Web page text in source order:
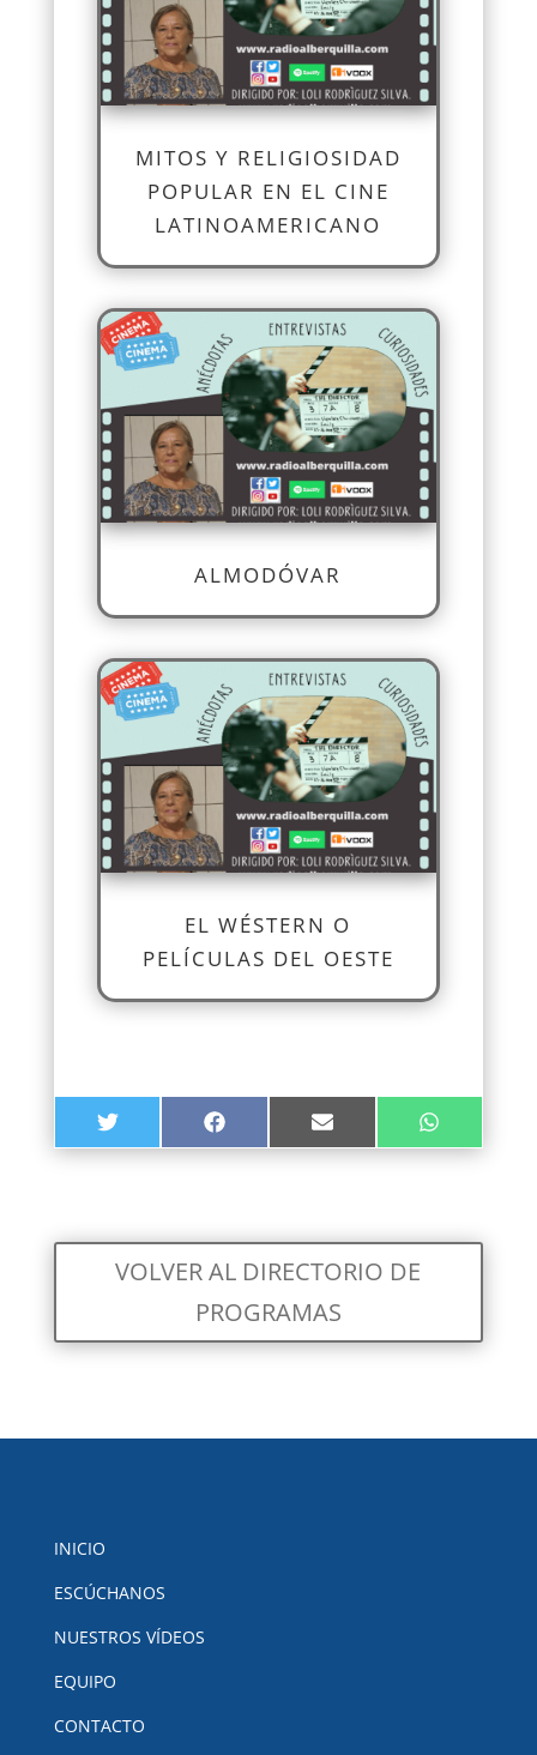
MITOS Y RELIGIOSIDAD
POPULAR EN EL CINE
LATINOAMERICANO
ALMODÓVAR
EL WÉSTERN O
PELÍCULAS DEL OESTE
COMPARTIR
EN
COMPARTIR
EN
FACEBOOK COMPARTIR
EN
EMAIL COMPARTIR
EN
WHATSAPP
VOLVER AL DIRECTORIO DE
PROGRAMAS
INICIO
ESCÚCHANOS
NUESTROS VÍDEOS
EQUIPO
CONTACTO